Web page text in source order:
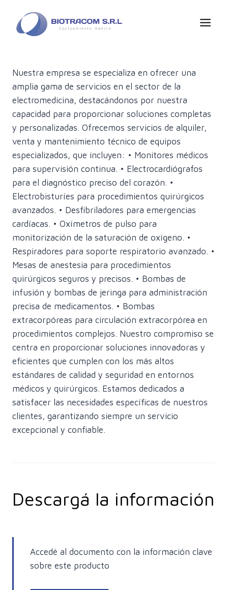
contentELECTROMEDICINA
Nuestra empresa se especializa en ofrecer una
amplia gama de servicios en el sector de la
electromedicina, destacándonos por nuestra
capacidad para proporcionar soluciones completas
y personalizadas. Ofrecemos servicios de alquiler,
venta y mantenimiento técnico de equipos
especializados, que incluyen: • Monitores médicos
para supervisión continua. • Electrocardiógrafos
para el diagnóstico preciso del corazón. •
Electrobisturíes para procedimientos quirúrgicos
avanzados. • Desfibriladores para emergencias
cardíacas. • Oxímetros de pulso para
monitorización de la saturación de oxígeno. •
Respiradores para soporte respiratorio avanzado. •
Mesas de anestesia para procedimientos
quirúrgicos seguros y precisos. • Bombas de
infusión y bombas de jeringa para administración
precisa de medicamentos. • Bombas
extracorpóreas para circulación extracorpórea en
procedimientos complejos. Nuestro compromiso se
centra en proporcionar soluciones innovadoras y
eficientes que cumplen con los más altos
estándares de calidad y seguridad en entornos
médicos y quirúrgicos. Estamos dedicados a
satisfacer las necesidades específicas de nuestros
clientes, garantizando siempre un servicio
excepcional y confiable.
Descargá la información
Accedé al documento con la información clave
sobre este producto